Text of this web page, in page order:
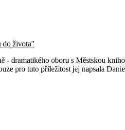
do života"
- dramatikého oboru s Městskou
pro tuto příležitost jej napsala